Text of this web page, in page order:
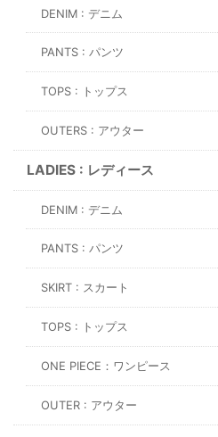
DENIM : デニム
PANTS : パンツ
TOPS : トップス
OUTERS : アウター
LADIES : レディース
DENIM : デニム
PANTS : パンツ
SKIRT : スカート
TOPS : トップス
ONE PIECE：ワンピース
OUTER : アウター